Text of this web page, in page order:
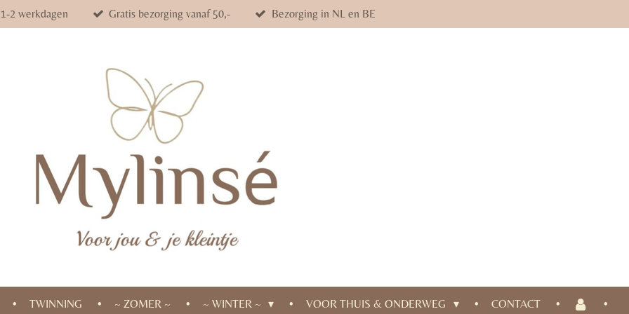
2 werkdagen Gratis bezorging vanaf 50,- Bezorging in NL en BE
TWINNING ~ ZOMER ~ ~ WINTER ~ VOOR THUIS & ONDERWEG CONTACT